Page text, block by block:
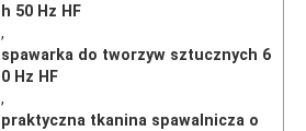
h 50 Hz HF
,
spawarka do tworzyw sztucznych 6
0 Hz HF
,
praktyczna tkanina spawalnicza o